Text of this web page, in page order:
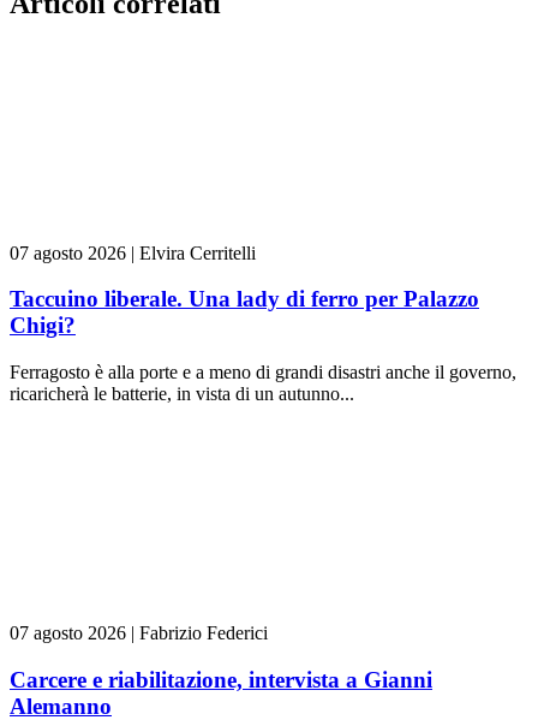
07 agosto 2026 | Elvira Cerritelli
Taccuino liberale. Una lady di ferro per Palazzo
Chigi?
Ferragosto è alla porte e a meno di grandi disastri anche il governo,
ricaricherà le batterie, in vista di un autunno...
07 agosto 2026 | Fabrizio Federici
Carcere e riabilitazione, intervista a Gianni
Alemanno